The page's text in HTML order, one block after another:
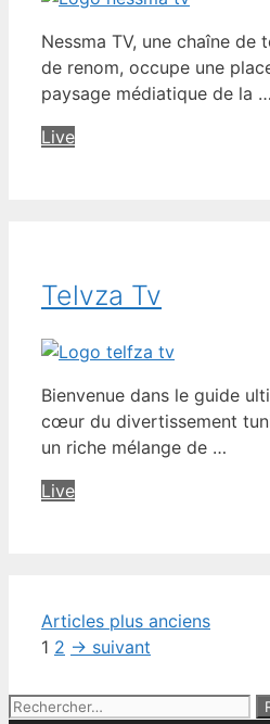
Nessma TV, une chaîne de
de renom, occupe une
paysage médiatique de la …
Live
Telvza Tv
Bienvenue dans le guide
cœur du divertissement
un riche mélange de …
Live
Articles plus anciens
Page
1 Page
2 → suivant
Rechercher :